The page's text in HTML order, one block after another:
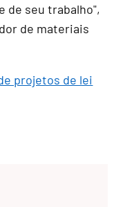
de seu trabalho",
de materiais
projetos de lei